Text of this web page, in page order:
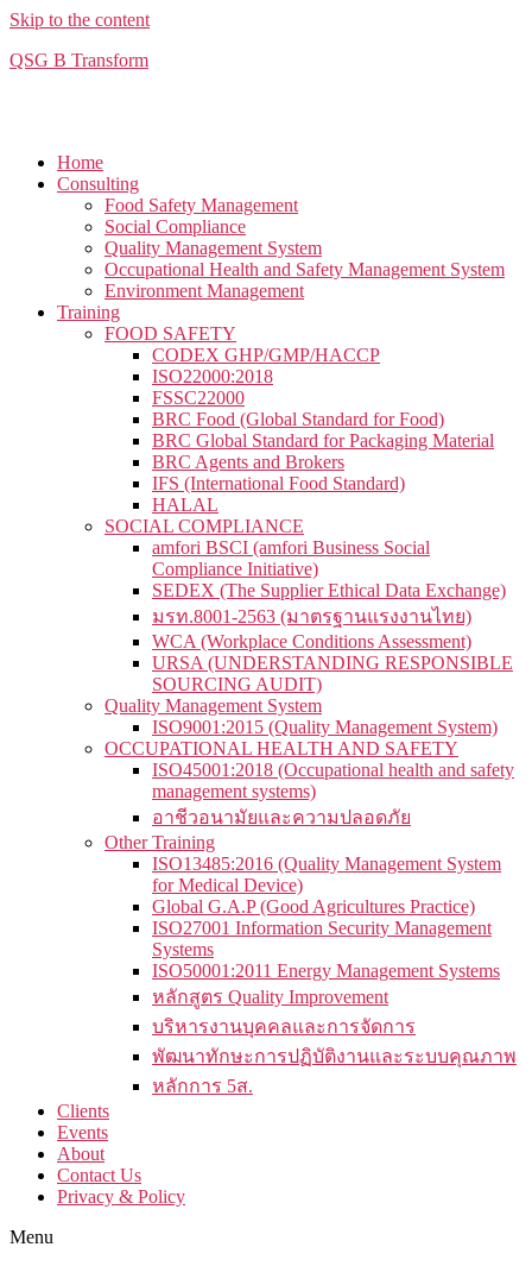
Skip to the content
QSG B Transform
Home
Consulting
Food Safety Management
Social Compliance​
Quality Management System
Occupational Health and Safety Management System
Environment Management
Training
FOOD SAFETY
CODEX GHP/GMP/HACCP
ISO22000:2018
FSSC22000
BRC Food (Global Standard for Food)
BRC Global Standard for Packaging Material
BRC Agents and Brokers
IFS (International Food Standard)
HALAL
SOCIAL COMPLIANCE
amfori BSCI (amfori Business Social
Compliance Initiative)
SEDEX (The Supplier Ethical Data Exchange)
มรท.8001-2563 (มาตรฐานแรงงานไทย)
WCA (Workplace Conditions Assessment)
URSA (UNDERSTANDING RESPONSIBLE
SOURCING AUDIT)
Quality Management System
ISO9001:2015 (Quality Management System)
OCCUPATIONAL HEALTH AND SAFETY
ISO45001:2018 (Occupational health and safety
management systems)
อาชีวอนามัยและความปลอดภัย
Other Training
ISO13485:2016 (Quality Management System
for Medical Device)
Global G.A.P (Good Agricultures Practice)
ISO27001 Information Security Management
Systems
ISO50001:2011 Energy Management Systems
หลักสูตร Quality Improvement
บริหารงานบุคคลและการจัดการ
พัฒนาทักษะการปฏิบัติงานและระบบคุณภาพ
หลักการ 5ส.
Clients
Events
About
Contact Us
Privacy & Policy
Menu